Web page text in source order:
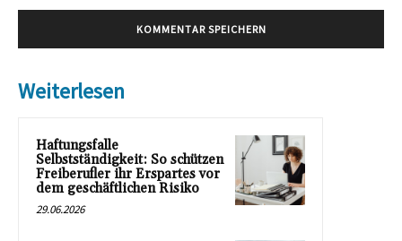
Weiterlesen
Haftungsfalle
Selbstständigkeit: So schützen
Freiberufler ihr Erspartes vor
dem geschäftlichen Risiko
29.06.2026